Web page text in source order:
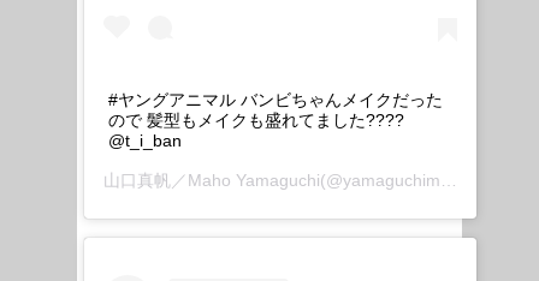
#ヤングアニマル バンビちゃんメイクだった
ので 髪型もメイクも盛れてました????
@t_i_ban
山口真帆／Maho Yamaguchi(@yamaguchimaho_official)がシェアした投稿 –